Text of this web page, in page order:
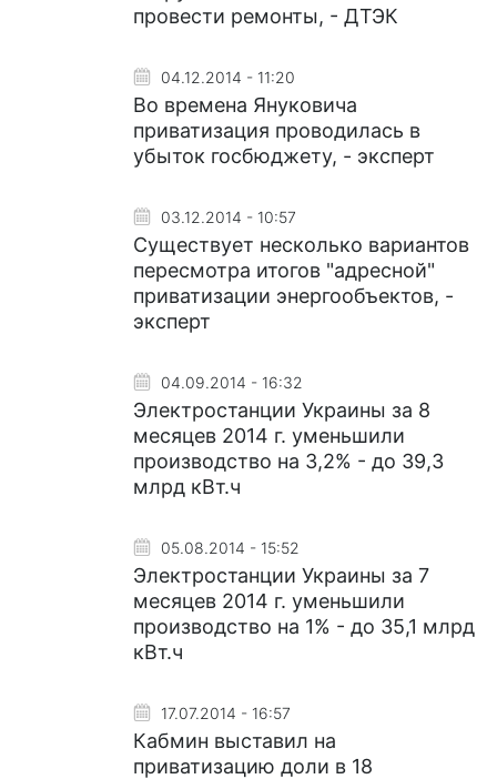
провести ремонты, - ДТЭК
04.12.2014 - 11:20
Во времена Януковича
приватизация проводилась в
убыток госбюджету, - эксперт
03.12.2014 - 10:57
Существует несколько вариантов
пересмотра итогов "адресной"
приватизации энергообъектов, -
эксперт
04.09.2014 - 16:32
Электростанции Украины за 8
месяцев 2014 г. уменьшили
производство на 3,2% - до 39,3
млрд кВт.ч
05.08.2014 - 15:52
Электростанции Украины за 7
месяцев 2014 г. уменьшили
производство на 1% - до 35,1 млрд
кВт.ч
17.07.2014 - 16:57
Кабмин выставил на
приватизацию доли в 18